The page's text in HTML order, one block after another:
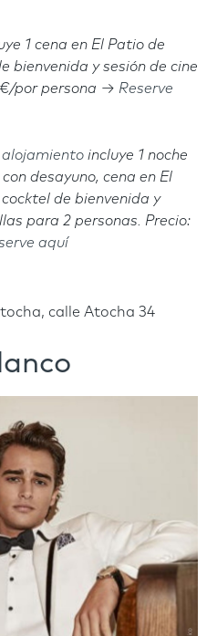
1 cena en El Patio de
bienvenida y sesión de cine
por persona → Reserve
alojamiento incluye 1 noche
desayuno, cena en El
de bienvenida y
para 2 personas. Precio:
aquí
calle Atocha 34